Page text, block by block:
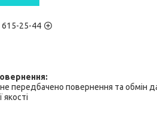
615-25-44
передбачено повернення та обмін